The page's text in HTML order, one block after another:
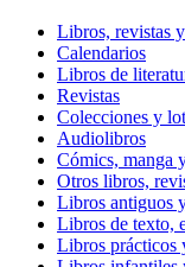
Libros, revistas
Calendarios
Libros de
Revistas
Colecciones y
Audiolibros
Cómics, manga
Otros libros,
Libros antiguos
Libros de texto,
Libros prácticos